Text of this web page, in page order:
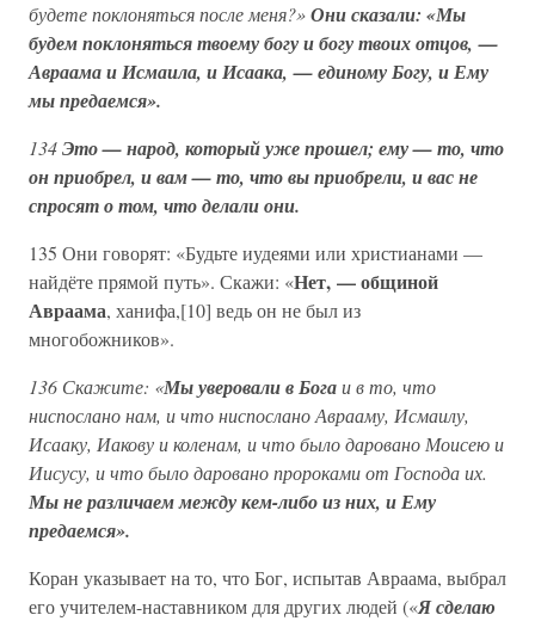
будете поклоняться после меня?»Они сказали: «Мы
будем поклоняться твоему богу и богу твоих отцов, —
Авраама и Исмаила, и Исаака, — единому Богу, и Ему
мы предаемся».
134Это — народ, который уже прошел; ему — то, что
он приобрел, и вам — то, что вы приобрели, и вас не
спросят о том, что делали они.
135 Они говорят: «Будьте иудеями или христианами —
найдёте прямой путь». Скажи: «Нет, — общиной
Авраама, ханифа,[10] ведь он не был из
многобожников».
136 Скажите: «Мы уверовали в Богаи в то, что
ниспослано нам, и что ниспослано Аврааму, Исмаилу,
Исааку, Иакову и коленам, и что было даровано Моисею и
Иисусу, и что было даровано пророками от Господа их.
Мы не различаем между кем-либо из них, и Ему
предаемся».
Коран указывает на то, что Бог, испытав Авраама, выбрал
его учителем-наставником для других людей («Я сделаю